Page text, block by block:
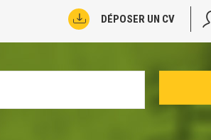
DÉPOSER UN CV